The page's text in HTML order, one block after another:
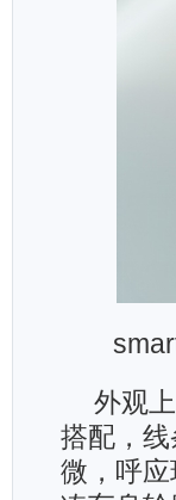
外观
搭配，
微，呼